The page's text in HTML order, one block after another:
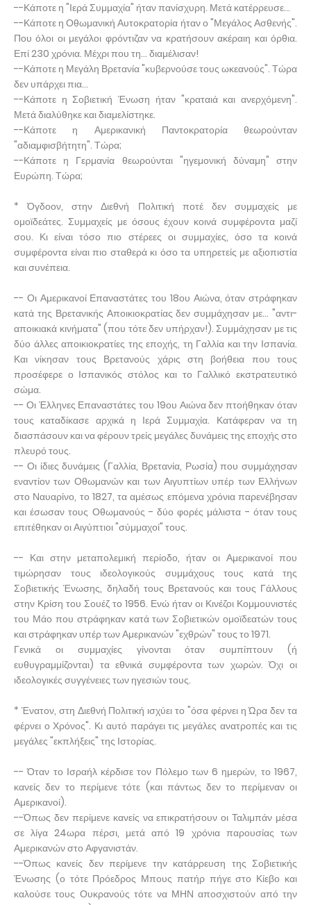
--Κάποτε η "Ιερά Συμμαχία" ήταν πανίσχυρη. Μετά κατέρρευσε...
--Κάποτε η Οθωμανική Αυτοκρατορία ήταν ο "Μεγάλος Ασθενής".
Που όλοι οι μεγάλοι φρόντιζαν να κρατήσουν ακέραιη και όρθια.
Επί 230 χρόνια. Μέχρι που τη... διαμέλισαν!
--Κάποτε η Μεγάλη Βρετανία "κυβερνούσε τους ωκεανούς". Τώρα
δεν υπάρχει πια...
--Κάποτε η Σοβιετική Ένωση ήταν "κραταιά και ανερχόμενη".
Μετά διαλύθηκε και διαμελίστηκε.
--Κάποτε η Αμερικανική Παντοκρατορία θεωρούνταν
"αδιαμφισβήτητη". Τώρα;
--Κάποτε η Γερμανία θεωρούνται "ηγεμονική δύναμη" στην
Ευρώπη. Τώρα;
* Όγδοον, στην Διεθνή Πολιτική ποτέ δεν συμμαχείς με
ομοϊδεάτες. Συμμαχείς με όσους έχουν κοινά συμφέροντα μαζί
σου. Κι είναι τόσο πιο στέρεες οι συμμαχίες, όσο τα κοινά
συμφέροντα είναι πιο σταθερά κι όσο τα υπηρετείς με αξιοπιστία
και συνέπεια.
-- Οι Αμερικανοί Επαναστάτες του 18ου Αιώνα, όταν στράφηκαν
κατά της Βρετανικής Αποικιοκρατίας δεν συμμάχησαν με... "αντι-
αποικιακά κινήματα" (που τότε δεν υπήρχαν!). Συμμάχησαν με τις
δύο άλλες αποικιοκρατίες της εποχής, τη Γαλλία και την Ισπανία.
Και νίκησαν τους Βρετανούς χάρις στη βοήθεια που τους
προσέφερε ο Ισπανικός στόλος και το Γαλλικό εκστρατευτικό
σώμα.
-- Οι Έλληνες Επαναστάτες του 19ου Αιώνα δεν πτοήθηκαν όταν
τους καταδίκασε αρχικά η Ιερά Συμμαχία. Κατάφεραν να τη
διασπάσουν και να φέρουν τρείς μεγάλες δυνάμεις της εποχής στο
πλευρό τους.
-- Οι ίδιες δυνάμεις (Γαλλία, Βρετανία, Ρωσία) που συμμάχησαν
εναντίον των Οθωμανών και των Αιγυπτίων υπέρ των Ελλήνων
στο Ναυαρίνο, το 1827, τα αμέσως επόμενα χρόνια παρενέβησαν
και έσωσαν τους Οθωμανούς - δύο φορές μάλιστα - όταν τους
επιτέθηκαν οι Αιγύπτιοι "σύμμαχοί" τους.
-- Και στην μεταπολεμική περίοδο, ήταν οι Αμερικανοί που
τιμώρησαν τους ιδεολογικούς συμμάχους τους κατά της
Σοβιετικής Ένωσης, δηλαδή τους Βρετανούς και τους Γάλλους
στην Κρίση του Σουέζ το 1956. Ενώ ήταν οι Κινέζοι Κομμουνιστές
του Μάο που στράφηκαν κατά των Σοβιετικών ομοϊδεατών τους
και στράφηκαν υπέρ των Αμερικανών "εχθρών" τους το 1971.
Γενικά οι συμμαχίες γίνονται όταν συμπίπτουν (ή
ευθυγραμμίζονται) τα εθνικά συμφέροντα των χωρών. Όχι οι
ιδεολογικές συγγένειες των ηγεσιών τους.
* Ένατον, στη Διεθνή Πολιτική ισχύει το "όσα φέρνει η Ώρα δεν τα
φέρνει ο Χρόνος". Κι αυτό παράγει τις μεγάλες ανατροπές και τις
μεγάλες "εκπλήξεις" της Ιστορίας.
-- Όταν το Ισραήλ κέρδισε τον Πόλεμο των 6 ημερών, το 1967,
κανείς δεν το περίμενε τότε (και πάντως δεν το περίμεναν οι
Αμερικανοί).
--Όπως δεν περίμενε κανείς να επικρατήσουν οι Ταλιμπάν μέσα
σε λίγα 24ωρα πέρσι, μετά από 19 χρόνια παρουσίας των
Αμερικανών στο Αφγανιστάν.
--Όπως κανείς δεν περίμενε την κατάρρευση της Σοβιετικής
Ένωσης (ο τότε Πρόεδρος Μπους πατήρ πήγε στο Κίεβο και
καλούσε τους Ουκρανούς τότε να ΜΗΝ αποσχιστούν από την